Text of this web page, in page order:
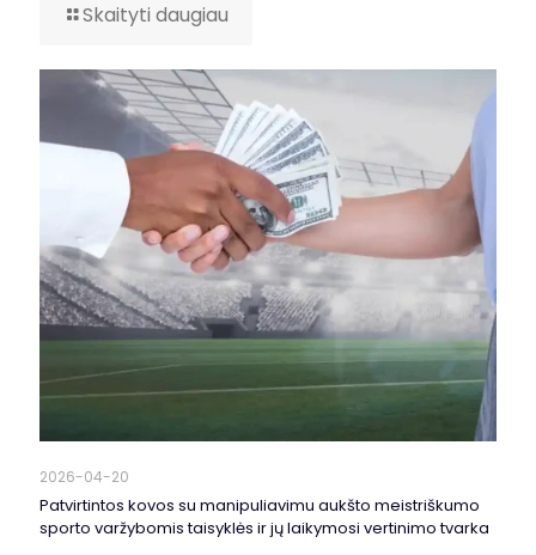
Skaityti daugiau
2026-04-20
Patvirtintos kovos su manipuliavimu aukšto meistriškumo
sporto varžybomis taisyklės ir jų laikymosi vertinimo tvarka